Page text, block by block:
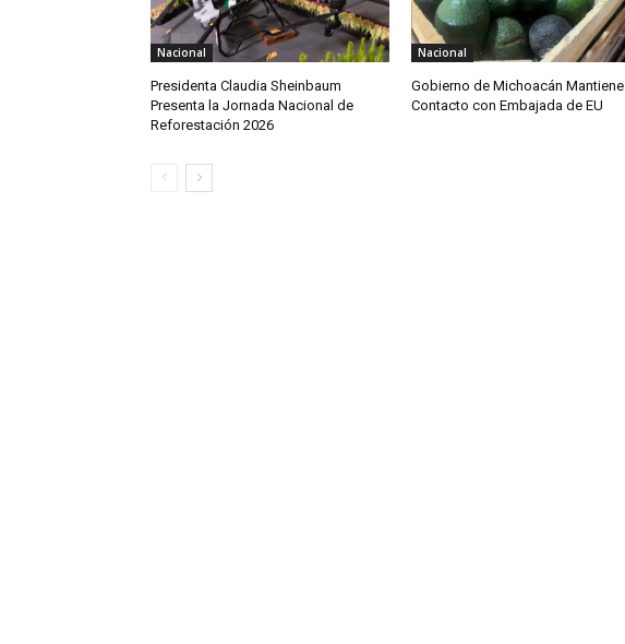
Nacional
Presidenta Claudia Sheinbaum
Presenta la Jornada Nacional de
Reforestación 2026
Nacional
Gobierno de Michoacán Mantiene
Contacto con Embajada de EU